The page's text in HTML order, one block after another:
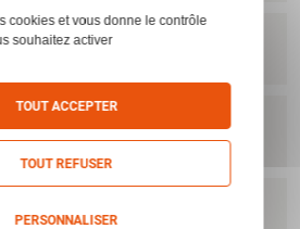
CAMO MAX5 12/76 71 MC
CANON SLUG 12/76 61CM CYL POUR MOD 3000
cookies et vous donne le contrôle
souhaitez activer
TOUT ACCEPTER
TOUT REFUSER
PERSONNALISER